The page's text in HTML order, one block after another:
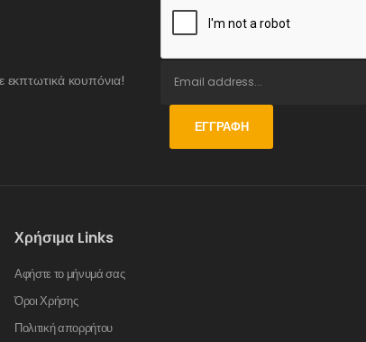
εκπτωτικά κουπόνια!
ΕΓΓΡΑΦΉ
Χρήσιμα Links
Αφήστε το μήνυμά σας
Όροι Χρήσης
Πολιτική απορρήτου